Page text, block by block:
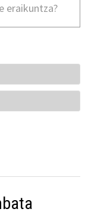
eraikuntza?